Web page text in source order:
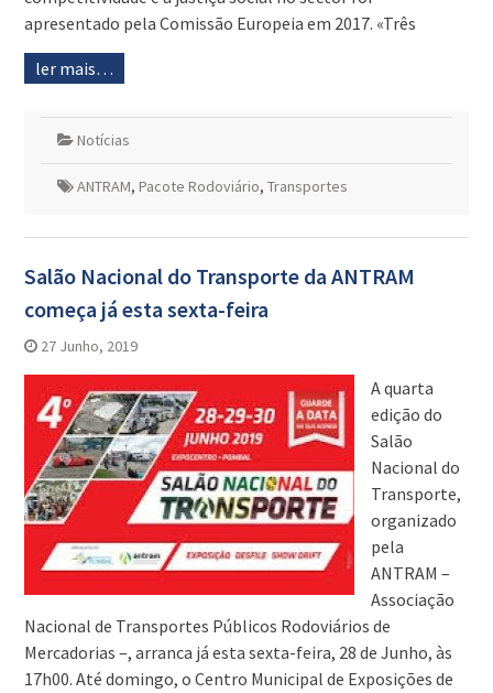
apresentado pela Comissão Europeia em 2017. «Três
ler mais…
Notícias
ANTRAM, Pacote Rodoviário, Transportes
Salão Nacional do Transporte da ANTRAM
começa já esta sexta-feira
27 Junho, 2019
A quarta
edição do
Salão
Nacional do
Transporte,
organizado
pela
ANTRAM –
Associação
Nacional de Transportes Públicos Rodoviários de
Mercadorias –, arranca já esta sexta-feira, 28 de Junho, às
17h00. Até domingo, o Centro Municipal de Exposições de